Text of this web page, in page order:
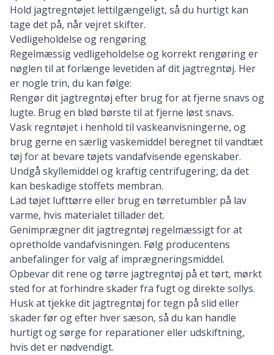
Hold jagtregntøjet lettilgængeligt, så du hurtigt kan
tage det på, når vejret skifter.
Vedligeholdelse og rengøring
Regelmæssig vedligeholdelse og korrekt rengøring er
nøglen til at forlænge levetiden af dit jagtregntøj. Her
er nogle trin, du kan følge:
Rengør dit jagtregntøj efter brug for at fjerne snavs og
lugte. Brug en blød børste til at fjerne løst snavs.
Vask regntøjet i henhold til vaskeanvisningerne, og
brug gerne en særlig vaskemiddel beregnet til vandtæt
tøj for at bevare tøjets vandafvisende egenskaber.
Undgå skyllemiddel og kraftig centrifugering, da det
kan beskadige stoffets membran.
Lad tøjet lufttørre eller brug en tørretumbler på lav
varme, hvis materialet tillader det.
Genimprægner dit jagtregntøj regelmæssigt for at
opretholde vandafvisningen. Følg producentens
anbefalinger for valg af imprægneringsmiddel.
Opbevar dit rene og tørre jagtregntøj på et tørt, mørkt
sted for at forhindre skader fra fugt og direkte sollys.
Husk at tjekke dit jagtregntøj for tegn på slid eller
skader før og efter hver sæson, så du kan handle
hurtigt og sørge for reparationer eller udskiftning,
hvis det er nødvendigt.